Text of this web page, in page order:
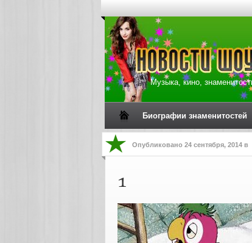
Музыка, кино,
Биографии знаменитостей
Опубликовано 24 сентября, 2014 в
1